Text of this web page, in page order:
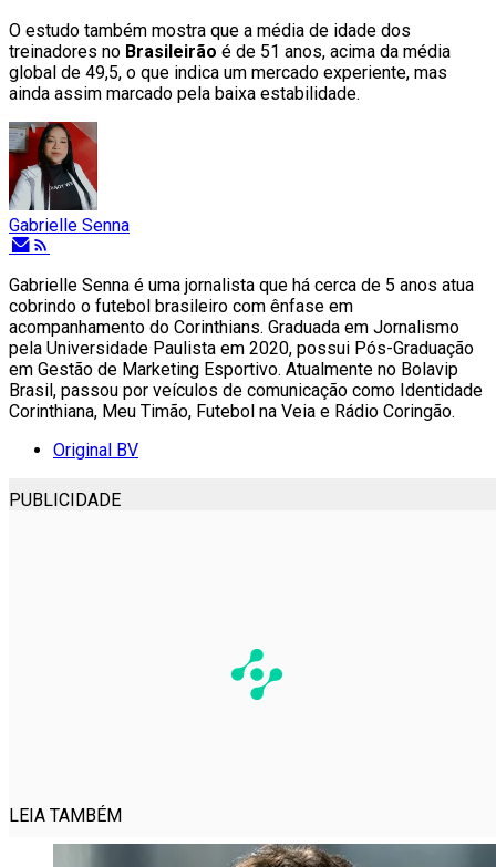
O estudo também mostra que a média de idade dos
treinadores no Brasileirão é de 51 anos, acima da média
global de 49,5, o que indica um mercado experiente, mas
ainda assim marcado pela baixa estabilidade.
Gabrielle Senna
Gabrielle Senna é uma jornalista que há cerca de 5 anos atua
cobrindo o futebol brasileiro com ênfase em
acompanhamento do Corinthians. Graduada em Jornalismo
pela Universidade Paulista em 2020, possui Pós-Graduação
em Gestão de Marketing Esportivo. Atualmente no Bolavip
Brasil, passou por veículos de comunicação como Identidade
Corinthiana, Meu Timão, Futebol na Veia e Rádio Coringão.
Original BV
PUBLICIDADE
LEIA TAMBÉM